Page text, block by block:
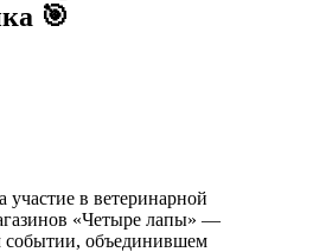
🎯
в ветеринарной
«Четыре лапы» —
событии, объединившем